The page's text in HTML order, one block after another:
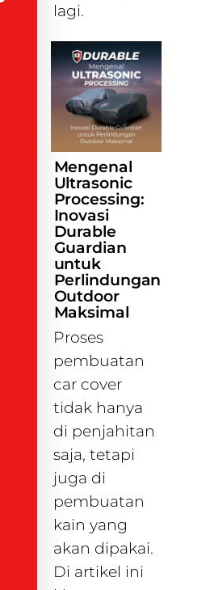
lagi.
Mengenal
Ultrasonic
Processing:
Inovasi
Durable
Guardian
untuk
Perlindungan
Outdoor
Maksimal
Proses
pembuatan
car cover
tidak hanya
di penjahitan
saja, tetapi
juga di
pembuatan
kain yang
akan dipakai.
Di artikel ini